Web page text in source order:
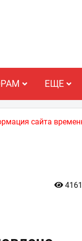
ЕЩЕ
сайта